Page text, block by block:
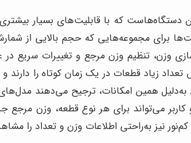
که با قابلیت‌های بسیار
برای مجموعه‌هایی که حجم بالایی از
وزن، تنظیم وزن مرجع و تغییرات سریع
زیاد قطعات در یک زمان کوتاه را دارند
همین امکانات، ترجیح می‌دهند مدل‌های
می‌تواند برای هر نوع قطعه، وزن مرجع